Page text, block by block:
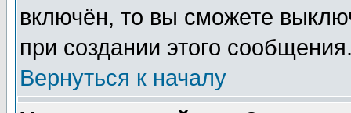
включён, то вы сможете
при создании этого
Вернуться к началу